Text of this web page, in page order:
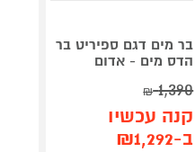
בר מים דגם ספיריט בר
הדס מים - אדום
1,390
₪
קנה עכשיו
ב-₪1,292